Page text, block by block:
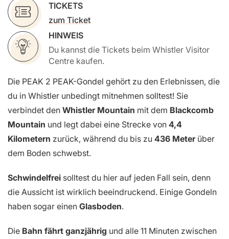
TICKETS
zum Ticket
HINWEIS
Du kannst die Tickets beim Whistler Visitor
Centre kaufen.
Die PEAK 2 PEAK-Gondel gehört zu den Erlebnissen, die
du in Whistler unbedingt mitnehmen solltest! Sie
verbindet den Whistler Mountain mit dem Blackcomb
Mountain und legt dabei eine Strecke von 4,4
Kilometern zurück, während du bis zu 436 Meterüber
dem Boden schwebst.
Schwindelfrei solltest du hier auf jeden Fall sein, denn
die Aussicht ist wirklich beeindruckend. Einige Gondeln
haben sogar einen Glasboden.
Die Bahn fährt ganzjährig und alle 11 Minuten zwischen